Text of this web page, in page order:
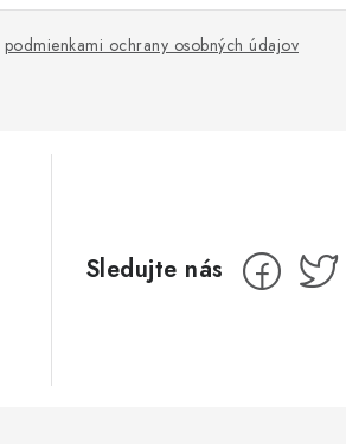
podmienkami ochrany osobných údajov